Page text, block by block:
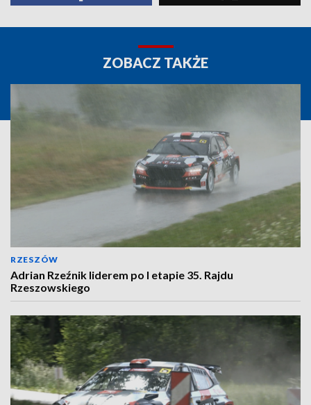
ZOBACZ TAKŻE
RZESZÓW
Adrian Rzeźnik liderem po I etapie 35. Rajdu
Rzeszowskiego